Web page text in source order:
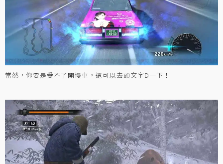
當然，你要是受不了開慢車，還可以去頭文字D一下！